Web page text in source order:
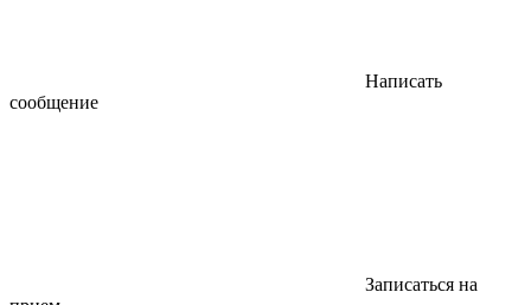
Написать
сообщение
Записаться на